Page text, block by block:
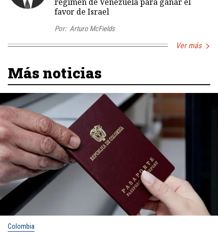
favor de Israel
Por: Arturo McFields
Ver más
Más noticias
Colombia